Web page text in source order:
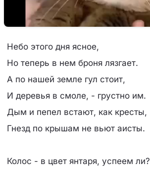
Небо этого дня ясное,
Но теперь в нем броня лязгает.
А по нашей земле гул стоит,
И деревья в смоле, - грустно им.
Дым и пепел встают, как кресты,
Гнезд по крышам не вьют аисты.
Колос - в цвет янтаря, успеем ли?